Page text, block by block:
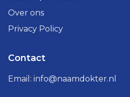
Over ons
Privacy Policy
Contact
Email: info@naamdokter.nl